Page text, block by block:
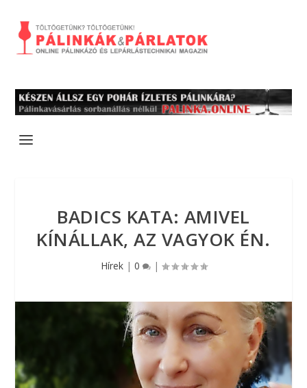
BADICS KATA: AMIVEL
KÍNÁLLAK, AZ VAGYOK ÉN.
Hírek| 0 |